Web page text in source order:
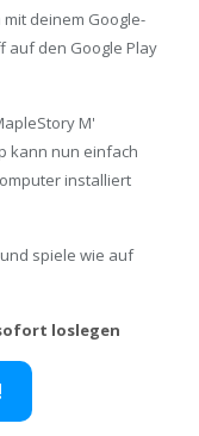
deinem Google-
auf den Google Play
M'
kann nun einfach
installiert
spiele wie auf
loslegen